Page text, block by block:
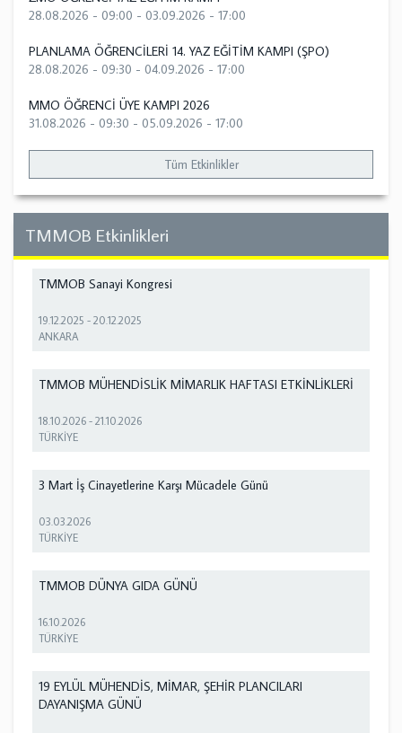
28.08.2026 - 09:00 - 03.09.2026 - 17:00
PLANLAMA ÖĞRENCİLERİ 14. YAZ EĞİTİM KAMPI (ŞPO)
28.08.2026 - 09:30 - 04.09.2026 - 17:00
MMO ÖĞRENCİ ÜYE KAMPI 2026
31.08.2026 - 09:30 - 05.09.2026 - 17:00
Tüm Etkinlikler
TMMOB Etkinlikleri
TMMOB Sanayi Kongresi
19.12.2025 -20.12.2025
ANKARA
TMMOB MÜHENDİSLİK MİMARLIK HAFTASI ETKİNLİKLERİ
18.10.2026 -21.10.2026
TÜRKİYE
3 Mart İş Cinayetlerine Karşı Mücadele Günü
03.03.2026
TÜRKİYE
TMMOB DÜNYA GIDA GÜNÜ
16.10.2026
TÜRKİYE
19 EYLÜL MÜHENDİS, MİMAR, ŞEHİR PLANCILARI
DAYANIŞMA GÜNÜ